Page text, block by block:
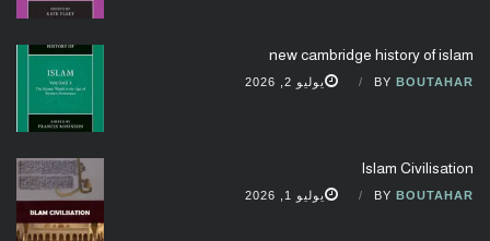
new cambridge history of islam
BY BOUTAHAR يوليو 2, 2026
Islam Civilisation
BY BOUTAHAR يوليو 1, 2026